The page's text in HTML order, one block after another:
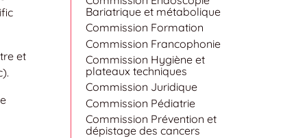
et
Bariatrique et métabolique
Commission Formation
Commission Francophonie
Commission Hygiène et
plateaux techniques
Commission Juridique
Commission Pédiatrie
Commission Prévention et
dépistage des cancers